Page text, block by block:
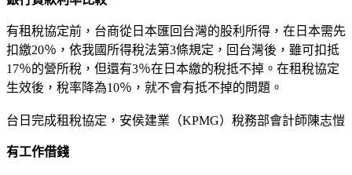
有租稅協定前，台商從日本匯回台灣的股利所得，在日本需先
扣繳20％，依我國所得稅法第3條規定，回台灣後，雖可扣抵
17％的營所稅，但還有3％在日本繳的稅抵不掉。在租稅協定
生效後，稅率降為10％，就不會有抵不掉的問題。
台日完成租稅協定，安侯建業（KPMG）稅務部會計師陳志愷
有工作借錢